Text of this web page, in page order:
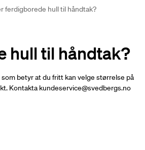
ferdigborede hull til håndtak?
hull til håndtak?
betyr at du fritt kan velge størrelse på
Kontakta kundeservice@svedbergs.no